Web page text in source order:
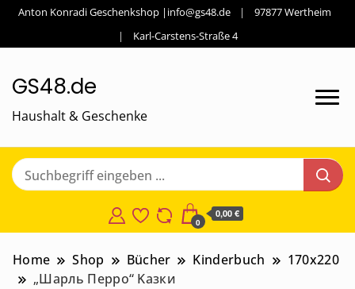
Anton Konradi Geschenkshop |info@gs48.de
97877 Wertheim
Karl-Carstens-Straße 4
GS48.de
Haushalt & Geschenke
0
0,00 €
Home Shop Bücher Kinderbuch
170x220
„Шарль Перро“ Kазки